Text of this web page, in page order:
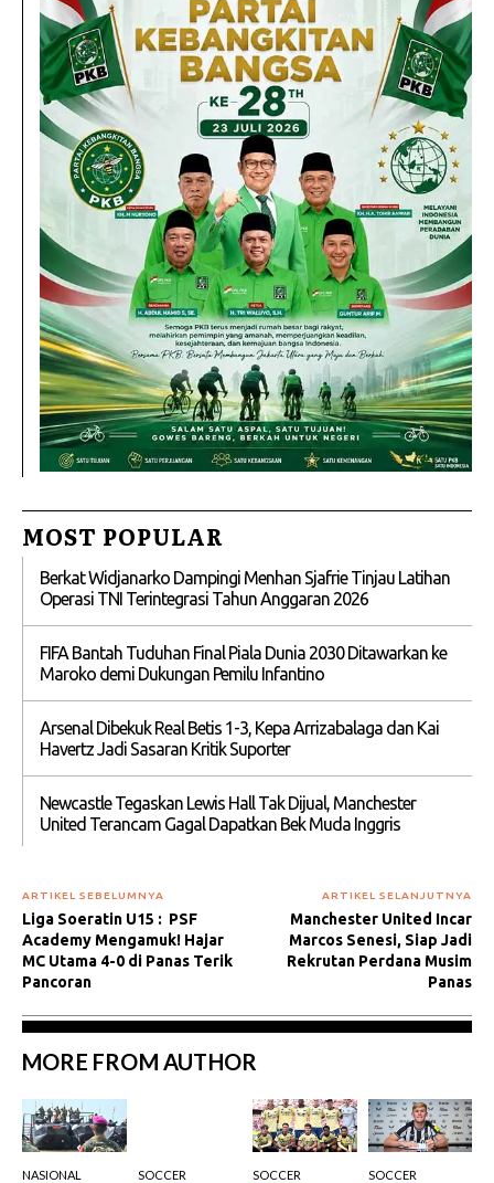
MOST POPULAR
Berkat Widjanarko Dampingi Menhan Sjafrie Tinjau Latihan
Operasi TNI Terintegrasi Tahun Anggaran 2026
FIFA Bantah Tuduhan Final Piala Dunia 2030 Ditawarkan ke
Maroko demi Dukungan Pemilu Infantino
Arsenal Dibekuk Real Betis 1-3, Kepa Arrizabalaga dan Kai
Havertz Jadi Sasaran Kritik Suporter
Newcastle Tegaskan Lewis Hall Tak Dijual, Manchester
United Terancam Gagal Dapatkan Bek Muda Inggris
ARTIKEL SEBELUMNYA
Liga Soeratin U15 : PSF
Academy Mengamuk! Hajar
MC Utama 4-0 di Panas Terik
Pancoran
ARTIKEL SELANJUTNYA
Manchester United Incar
Marcos Senesi, Siap Jadi
Rekrutan Perdana Musim
Panas
MORE FROM AUTHOR
NASIONAL SOCCER SOCCER SOCCER